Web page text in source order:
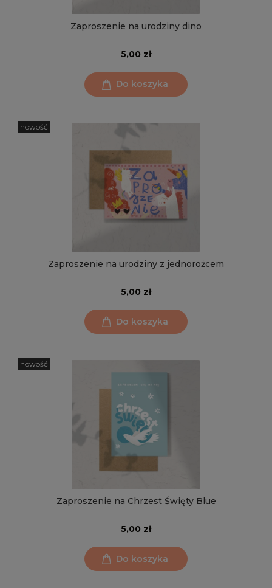
Zaproszenie na urodziny dino
5,00 zł
Do koszyka
Zaproszenie na urodziny z jednorożcem
5,00 zł
Do koszyka
nowość
Zaproszenie na Chrzest Święty Blue
5,00 zł
Do koszyka
nowość